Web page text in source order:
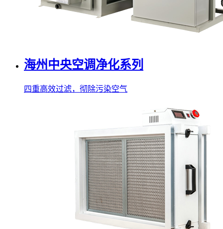
海州中央空调净化系列
四重高效过滤，彻除污染空气